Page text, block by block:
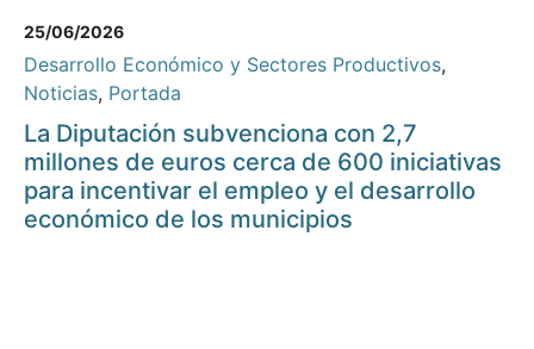
25/06/2026
Desarrollo Económico y Sectores Productivos,
Noticias, Portada
La Diputación subvenciona con 2,7
millones de euros cerca de 600 iniciativas
para incentivar el empleo y el desarrollo
económico de los municipios